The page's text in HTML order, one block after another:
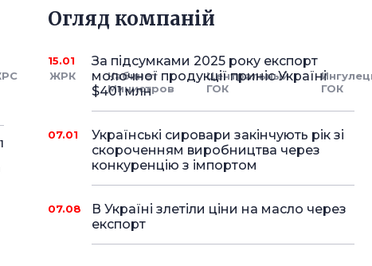
ЖРК
Кабинет
Министров
Центральный
ГОК
ГОК
Огляд компаній
15.01
За підсумками 2025 року експорт
молочної продукції приніс Україні
$401 млн
07.01
Українські сировари закінчують рік зі
скороченням виробництва через
конкуренцію з імпортом
07.08
В Україні злетіли ціни на масло через
експорт